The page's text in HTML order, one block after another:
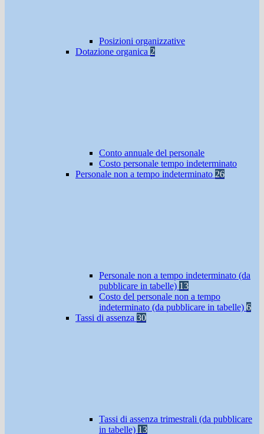
Posizioni organizzative
Dotazione organica 2
Conto annuale del personale
Costo personale tempo indeterminato
Personale non a tempo indeterminato 26
Personale non a tempo indeterminato (da
pubblicare in tabelle) 13
Costo del personale non a tempo
indeterminato (da pubblicare in tabelle) 6
Tassi di assenza 30
Tassi di assenza trimestrali (da pubblicare
in tabelle) 13